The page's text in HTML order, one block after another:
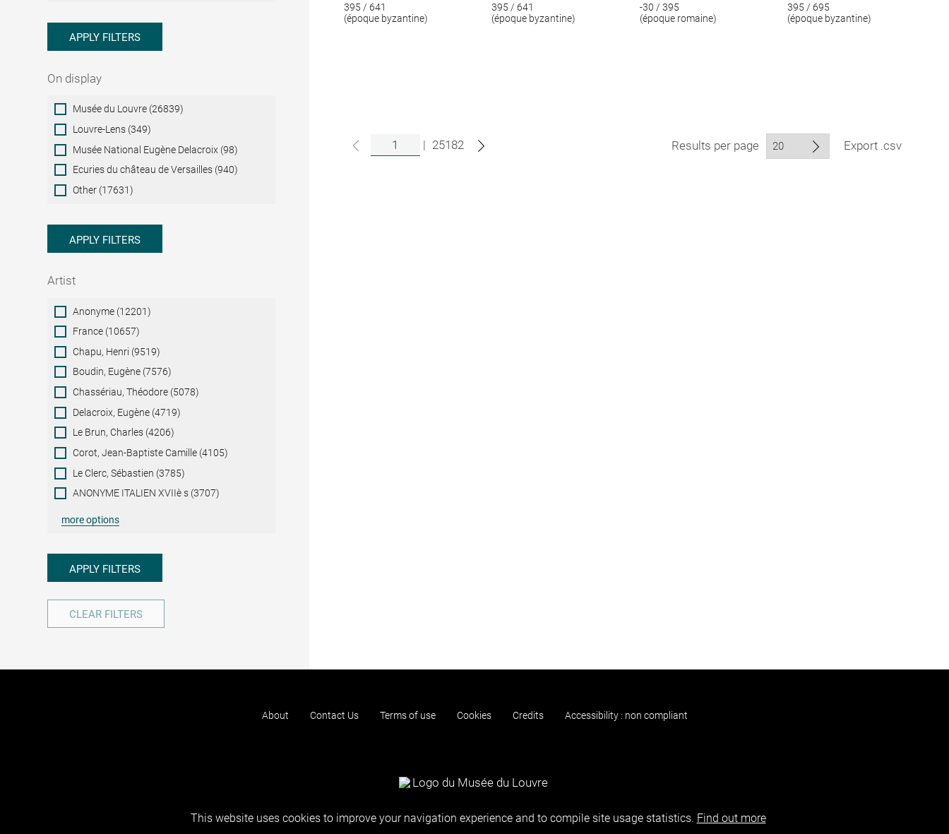
APPLY FILTERS
On display
On
display
Musée du Louvre (26839)
Louvre-Lens (349)
Musée National Eugène Delacroix (98)
Ecuries du château de Versailles (940)
Other (17631)
APPLY FILTERS
Artist
ArtistAnonyme (12201)
France (10657)
Chapu, Henri (9519)
Boudin, Eugène (7576)
Chassériau, Théodore (5078)
Delacroix, Eugène (4719)
Le Brun, Charles (4206)
Corot, Jean-Baptiste Camille (4105)
Le Clerc, Sébastien (3785)
ANONYME ITALIEN XVIIè s (3707)
more options
APPLY FILTERS
CLEAR FILTERS
395 / 641
(époque byzantine)
395 / 641
(époque byzantine)
-30 / 395
(époque romaine)
395 / 695
(époque byzantine)
| 25182 Results per page Export .csv
About Contact Us Terms of use Cookies Credits Accessibility : non compliant
This website uses cookies to improve your navigation experience and to compile site usage statistics. Find out more